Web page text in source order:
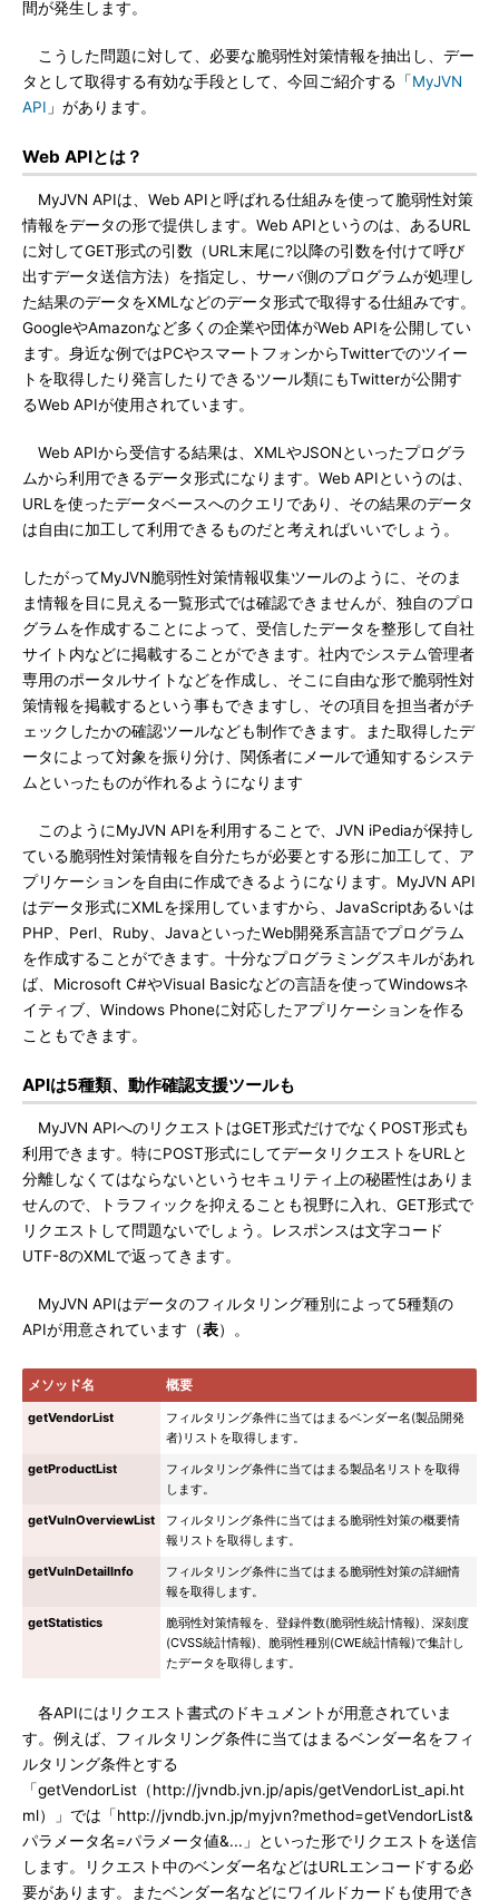
間が発生します。
こうした問題に対して、必要な脆弱性対策情報を抽出し、デー
タとして取得する有効な手段として、今回ご紹介する「MyJVN
API 」があります。
Web APIとは？
MyJVN APIは、Web APIと呼ばれる仕組みを使って脆弱性対策
情報をデータの形で提供します。Web APIというのは、あるURL
に対してGET形式の引数（URL末尾に?以降の引数を付けて呼び
出すデータ送信方法）を指定し、サーバ側のプログラムが処理し
た結果のデータをXMLなどのデータ形式で取得する仕組みです。
GoogleやAmazonなど多くの企業や団体がWeb APIを公開してい
ます。身近な例ではPCやスマートフォンからTwitterでのツイー
トを取得したり発言したりできるツール類にもTwitterが公開す
るWeb APIが使用されています。
Web APIから受信する結果は、XMLやJSONといったプログラ
ムから利用できるデータ形式になります。Web APIというのは、
URLを使ったデータベースへのクエリであり、その結果のデータ
は自由に加工して利用できるものだと考えればいいでしょう。
したがってMyJVN脆弱性対策情報収集ツールのように、そのま
ま情報を目に見える一覧形式では確認できませんが、独自のプロ
グラムを作成することによって、受信したデータを整形して自社
サイト内などに掲載することができます。社内でシステム管理者
専用のポータルサイトなどを作成し、そこに自由な形で脆弱性対
策情報を掲載するという事もできますし、その項目を担当者がチ
ェックしたかの確認ツールなども制作できます。また取得したデ
ータによって対象を振り分け、関係者にメールで通知するシステ
ムといったものが作れるようになります
このようにMyJVN APIを利用することで、JVN iPediaが保持し
ている脆弱性対策情報を自分たちが必要とする形に加工して、ア
プリケーションを自由に作成できるようになります。MyJVN API
はデータ形式にXMLを採用していますから、JavaScriptあるいは
PHP、Perl、Ruby、JavaといったWeb開発系言語でプログラム
を作成することができます。十分なプログラミングスキルがあれ
ば、Microsoft C#やVisual Basicなどの言語を使ってWindowsネ
イティブ、Windows Phoneに対応したアプリケーションを作る
こともできます。
APIは5種類、動作確認支援ツールも
MyJVN APIへのリクエストはGET形式だけでなくPOST形式も
利用できます。特にPOST形式にしてデータリクエストをURLと
分離しなくてはならないというセキュリティ上の秘匿性はありま
せんので、トラフィックを抑えることも視野に入れ、GET形式で
リクエストして問題ないでしょう。レスポンスは文字コード
UTF-8のXMLで返ってきます。
MyJVN APIはデータのフィルタリング種別によって5種類の
APIが用意されています（表）。
メソッド名 概要
getVendorList
フィルタリング条件に当てはまるベンダー名(製品開発
者)リストを取得します。
getProductList
フィルタリング条件に当てはまる製品名リストを取得
します。
getVulnOverviewList
フィルタリング条件に当てはまる脆弱性対策の概要情
報リストを取得します。
getVulnDetailInfo
フィルタリング条件に当てはまる脆弱性対策の詳細情
報を取得します。
getStatistics
脆弱性対策情報を、登録件数(脆弱性統計情報)、深刻度
(CVSS統計情報)、脆弱性種別(CWE統計情報)で集計し
たデータを取得します。
各APIにはリクエスト書式のドキュメントが用意されていま
す。例えば、フィルタリング条件に当てはまるベンダー名をフィ
ルタリング条件とする
「getVendorList（http://jvndb.jvn.jp/apis/getVendorList_api.ht
ml）」では「http://jvndb.jvn.jp/myjvn?method=getVendorList&
パラメータ名=パラメータ値&...」といった形でリクエストを送信
します。リクエスト中のベンダー名などはURLエンコードする必
要があります。またベンダー名などにワイルドカードも使用でき